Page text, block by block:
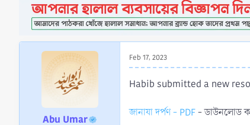
r
t
e
Abu Umar
Feb 17, 2023
Habib submitted a new
জানাযা দর্পণ - PDF- ডাউনলোড